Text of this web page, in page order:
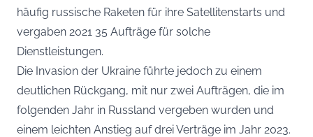
häufig russische Raketen für ihre Satellitenstarts und
vergaben 2021 35 Aufträge für solche
Dienstleistungen.
Die Invasion der Ukraine führte jedoch zu einem
deutlichen Rückgang, mit nur zwei Aufträgen, die im
folgenden Jahr in Russland vergeben wurden und
einem leichten Anstieg auf drei Verträge im Jahr 2023.